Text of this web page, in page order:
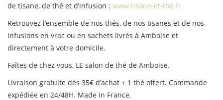
de tisane, de thé et d’infusion : www.tisane-et-thé.fr
Retrouvez l’ensemble de nos thés, de nos tisanes et de nos
infusions en vrac ou en sachets livrés à Amboise et
directement à votre domicile.
Faîtes de chez vous, LE salon de thé de Amboise.
Livraison gratuite dès 35€ d’achat + 1 thé offert. Commande
expédiée en 24/48H. Made in France.